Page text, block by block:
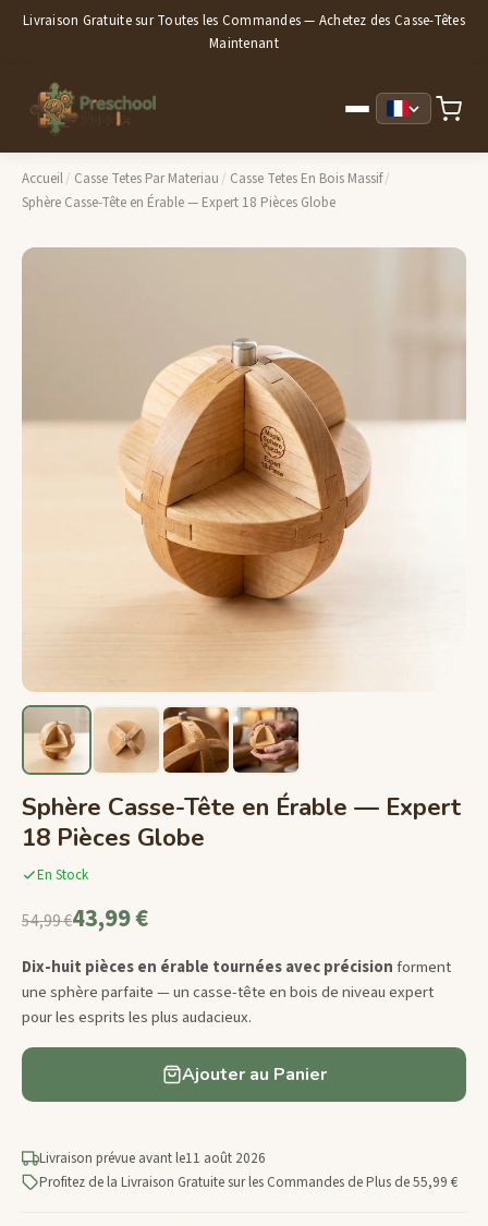
Livraison Gratuite sur Toutes les Commandes — Achetez des Casse-Têtes
Maintenant
Accueil/ Casse Tetes Par Materiau / Casse Tetes En Bois Massif/
Sphère Casse-Tête en Érable — Expert 18 Pièces Globe
Sphère Casse-Tête en Érable — Expert
18 Pièces Globe
En Stock
54,99 €43,99 €
Dix-huit pièces en érable tournées avec précisionforment
une sphère parfaite — un casse-tête en bois de niveau expert
pour les esprits les plus audacieux.
Ajouter au Panier
Livraison prévue avant le11 août 2026
Profitez de la Livraison Gratuite sur les Commandes de Plus de 55,99 €